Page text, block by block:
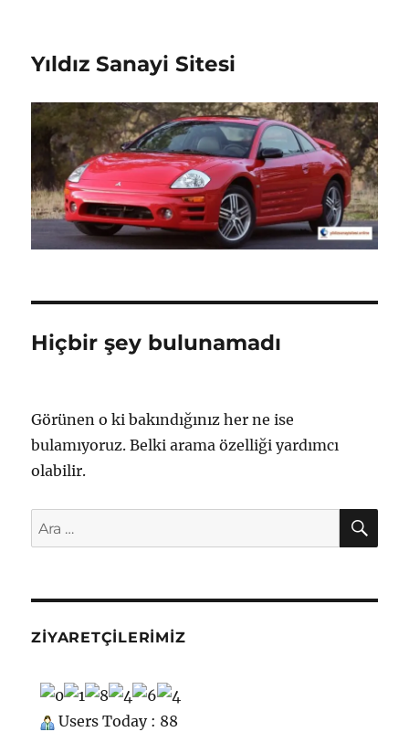
Yıldız Sanayi Sitesi
Hiçbir şey bulunamadı
Görünen o ki bakındığınız her ne ise
bulamıyoruz. Belki arama özelliği yardımcı
olabilir.
Ara:
ZIYARETÇILERIMIZ
Users Today : 88